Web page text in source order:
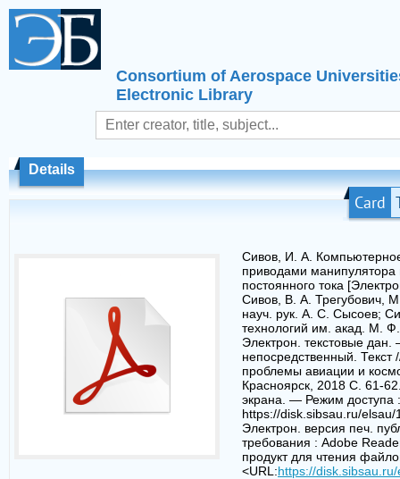
Consortium of Aerospace
Electronic Library
Details
Card
Сивов, И. А.
приводами манипулятора
постоянного тока
Сивов, В. А. Трегубович,
науч. рук. А. С. Сысоев;
технологий им. акад. М.
Электрон. текстовые дан.
непосредственный. Текст
проблемы авиации и
Красноярск, 2018 C. 61-
экрана. — Режим доступа :
https://disk.sibsau.ru/elsau/
Электрон. версия печ.
требования : Adobe
продукт для чтения
<URL:https://